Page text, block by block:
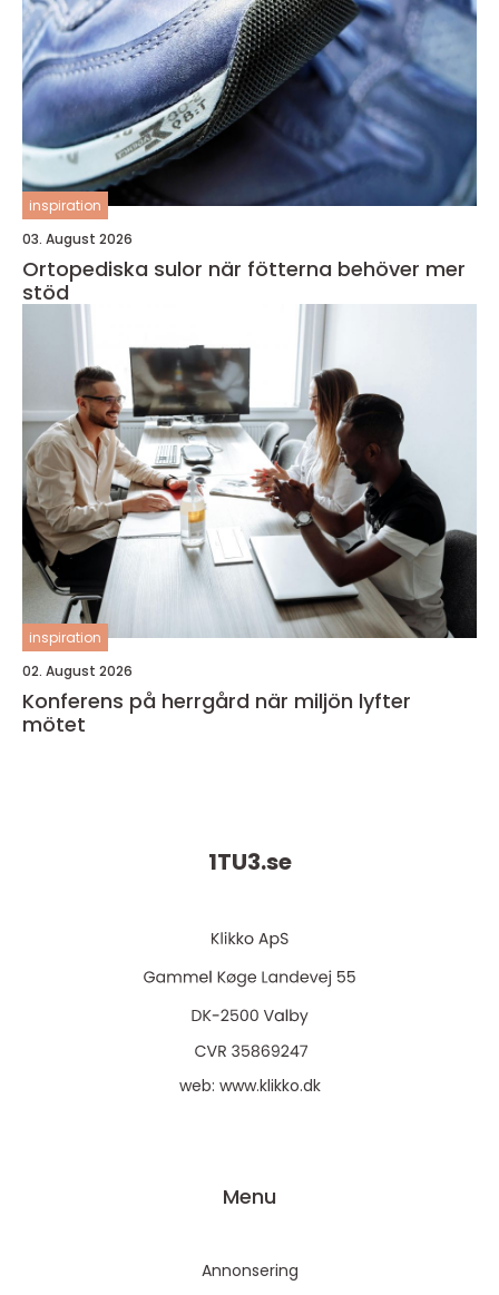
inspiration
03. August 2026
Ortopediska sulor när fötterna behöver mer
stöd
inspiration
02. August 2026
Konferens på herrgård när miljön lyfter
mötet
1TU3.se
web: www.klikko.dk
Menu
Annonsering